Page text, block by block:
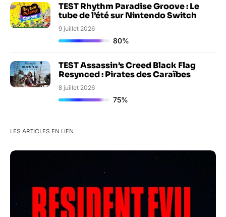
TEST Rhythm Paradise Groove : Le
tube de l’été sur Nintendo Switch
9 juillet 2026
80%
TEST Assassin’s Creed Black Flag
Resynced : Pirates des Caraïbes
8 juillet 2026
75%
LES ARTICLES EN LIEN